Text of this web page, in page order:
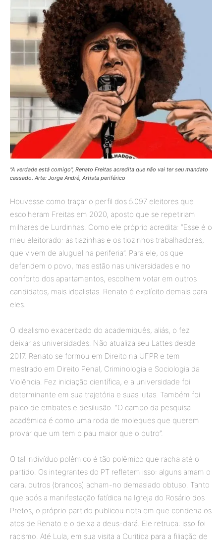
“A verdade está comigo”, Renato Freitas acredita que não vai ter seu mandato
cassado. Arte: Jorge André, Artista periférico
Houvesse como traçar o perfil dos 5.097 eleitores que
escolheram Freitas em 2020, aposto que se repetiriam
milhares de Lurdinhas. Como ele próprio acredita: “Esse é o
meu eleitorado: as tiazinhas e os tiozinhos trabalhadores,
que vivem de aluguel na periferia”. Para ele, os que
defendem o povo, mas estão nas universidades e no
conforto dos apartamentos, escolhem votar em outros
candidatos, mais idealistas. Renato é explícito demais para
eles.
O idealismo exacerbado do academiquês, aliás, o fez
deixar as universidades. Não atualiza seu Lattes desde
2017. Renato se formou em Direito na UFPR e tem
mestrado em Direito Penal, Criminologia e Sociologia da
Violência. Fez iniciação científica, e a universidade foi
determinante em sua trajetória e suas lutas. Também foi
palco de embates e desilusão. “O campo da pesquisa
acadêmica é como uma roda de moleques que querem
provar que um tem o pau maior que o outro”.
O tal indivíduo polêmico é tão polêmico que racha até o
partido. Os integrantes do PT refletem isso: alguns amam o
cara, outros (brancos) acham-no demasiado obtuso. Tanto
que após a manifestação fatídica na Igreja do Rosário dos
Pretos, o próprio partido publicou nota em que condena os
atos de Renato e o deixa a deus-dará. Ele retruca: isso foi
racismo. Até Lula, em sua visita a Curitiba para a filiação de